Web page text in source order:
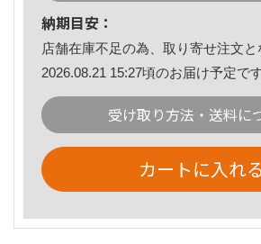
納期目安：
店舗在庫不足の為、取り寄せ注文と
2026.08.21 15:27頃のお届け予定です
受け取り方法・送料に
カートに入れる